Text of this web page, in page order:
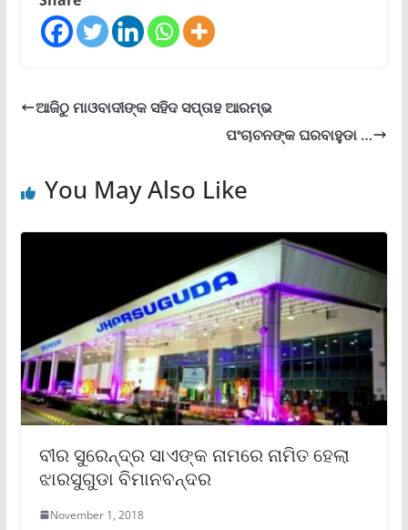
ଆଜିଠୁ ମାଓବାଦୀଙ୍କ ସହିଦ ସପ୍ତାହ ଆରମ୍ଭ
ପଂଚାଚନଙ୍କ ଘରବାହୁଡା …
You May Also Like
ବୀର ସୁରେନ୍ଦ୍ର ସାଏଙ୍କ ନାମରେ ନାମିତ ହେଲା
ଝାରସୁଗୁଡା ବିମାନବନ୍ଦର
November 1, 2018